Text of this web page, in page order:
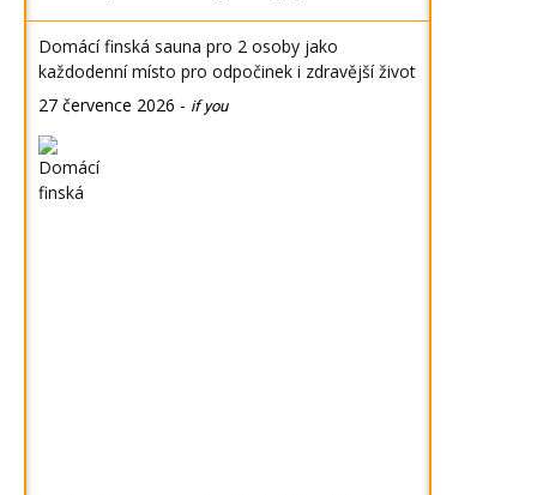
Domácí finská sauna pro 2 osoby jako
každodenní místo pro odpočinek i zdravější život
27 července 2026 - if you